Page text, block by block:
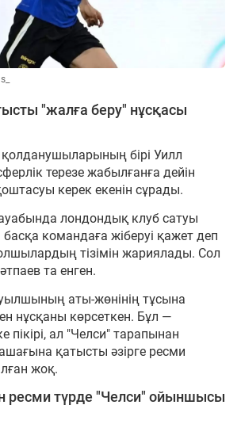
"жалға беру" нұсқасы
қолданушыларының бірі Уилл
терезе жабылғанға дейін
керек екенін сұрады.
лондондық клуб сатуы
командаға жіберуі қажет деп
тізімін жариялады. Сол
та енген.
аты-жөнінің тұсына
нұсқаны көрсеткен. Бұл —
пікірі, ал "Челси" тарапынан
қатысты әзірге ресми
жоқ.
ресми түрде "Челси" ойыншысы